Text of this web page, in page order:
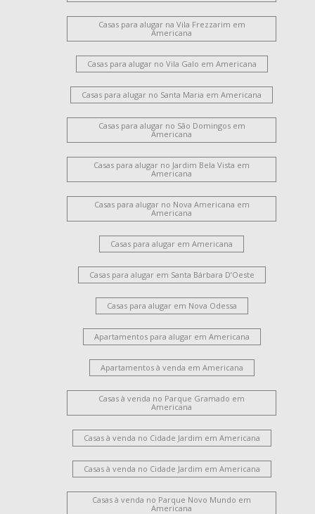
Casas para alugar na Vila Frezzarim em
Americana
Casas para alugar no Vila Galo em Americana
Casas para alugar no Santa Maria em Americana
Casas para alugar no São Domingos em
Americana
Casas para alugar no Jardim Bela Vista em
Americana
Casas para alugar no Nova Americana em
Americana
Casas para alugar em Americana
Casas para alugar em Santa Bárbara D’Oeste
Casas para alugar em Nova Odessa
Apartamentos para alugar em Americana
Apartamentos à venda em Americana
Casas à venda no Parque Gramado em
Americana
Casas à venda no Cidade Jardim em Americana
Casas à venda no Cidade Jardim em Americana
Casas à venda no Parque Novo Mundo em
Americana